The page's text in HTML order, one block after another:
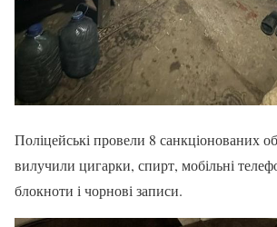
Поліцейські провели 8 санкціонованих
вилучили цигарки, спирт, мобільні
блокноти і чорнові записи.